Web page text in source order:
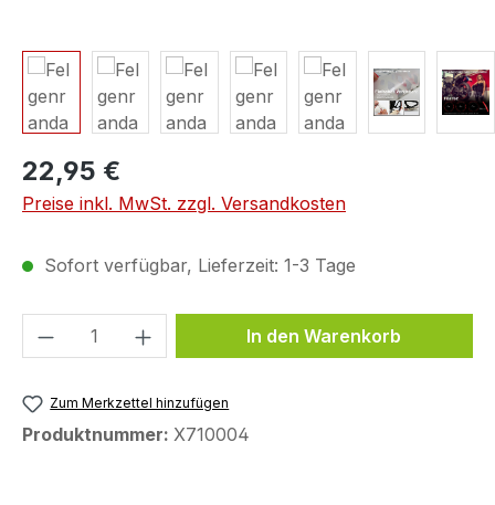
22,95 €
Preise inkl. MwSt. zzgl. Versandkosten
Sofort verfügbar, Lieferzeit: 1-3 Tage
Produkt Anzahl: Gib denIn den Warenkorb
Zum Merkzettel hinzufügen
Produktnummer: X710004